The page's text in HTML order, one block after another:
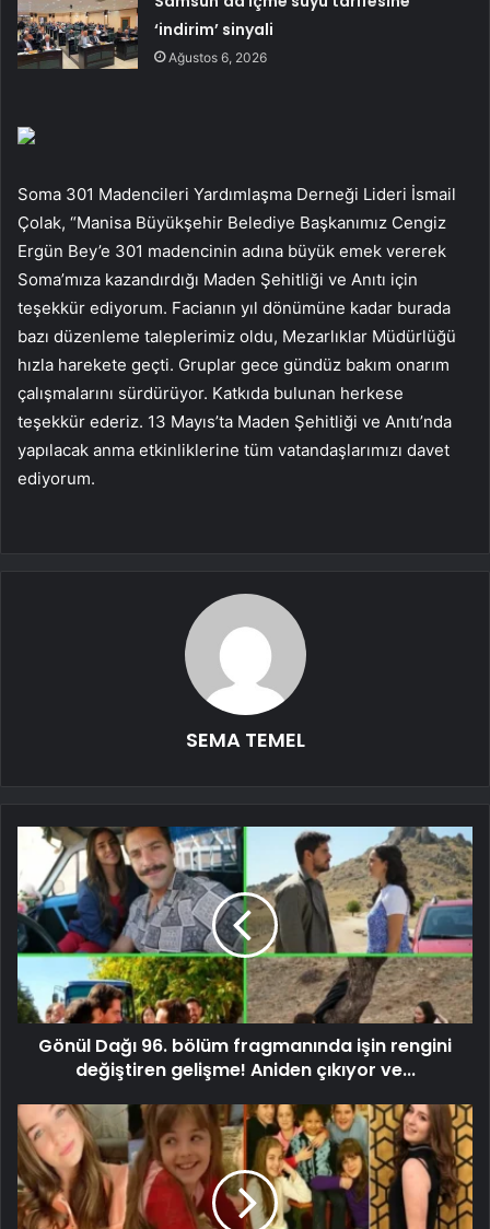
‘indirim’ sinyali
Ağustos 6, 2026
Soma 301 Madencileri Yardımlaşma Derneği Lideri İsmail
Çolak, “Manisa Büyükşehir Belediye Başkanımız Cengiz
Ergün Bey’e 301 madencinin adına büyük emek vererek
Soma’mıza kazandırdığı Maden Şehitliği ve Anıtı için
teşekkür ediyorum. Facianın yıl dönümüne kadar burada
bazı düzenleme taleplerimiz oldu, Mezarlıklar Müdürlüğü
hızla harekete geçti. Gruplar gece gündüz bakım onarım
çalışmalarını sürdürüyor. Katkıda bulunan herkese
teşekkür ederiz. 13 Mayıs’ta Maden Şehitliği ve Anıtı’nda
yapılacak anma etkinliklerine tüm vatandaşlarımızı davet
ediyorum.
SEMA TEMEL
Gönül Dağı 96. bölüm fragmanında işin rengini
değiştiren gelişme! Aniden çıkıyor ve...